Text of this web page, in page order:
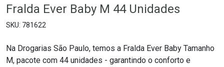
Fralda Ever Baby M 44 Unidades
781622
Na Drogarias São Paulo, temos a Fralda Ever Baby Tamanho
M, pacote com 44 unidades - garantindo o conforto e